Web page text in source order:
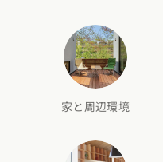
家と周辺環境